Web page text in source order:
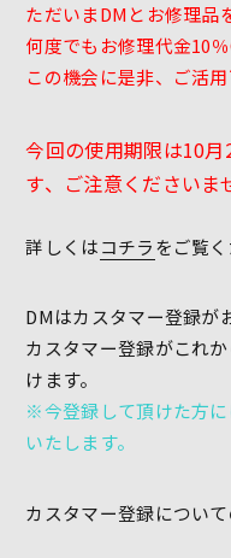
ただいまDMとお修理品
何度でもお修理代金10
この機会に是非、ご活用
今回の使用期限は10
す、ご注意くださいま
詳しくはコチラをご覧
DMはカスタマー登録が
カスタマー登録がこれ
けます。
※今登録して頂けた方
いたします。
カスタマー登録につい